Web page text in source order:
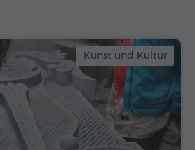
Kunst und Kultur